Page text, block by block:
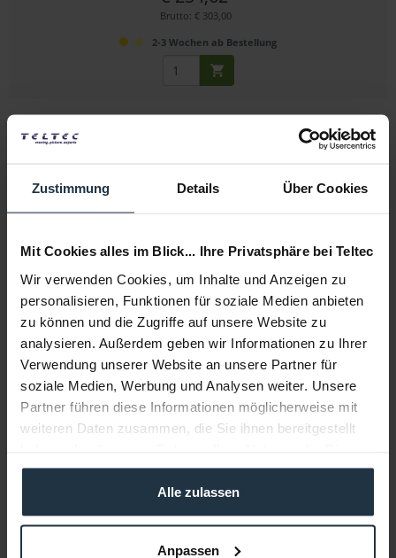
Zustimmung Details Über Cookies
Mit Cookies alles im Blick... Ihre Privatsphäre bei Teltec
Wir verwenden Cookies, um Inhalte und Anzeigen zu
personalisieren, Funktionen für soziale Medien anbieten
zu können und die Zugriffe auf unsere Website zu
analysieren. Außerdem geben wir Informationen zu Ihrer
Verwendung unserer Website an unsere Partner für
soziale Medien, Werbung und Analysen weiter. Unsere
Partner führen diese Informationen möglicherweise mit
weiteren Daten zusammen, die Sie ihnen bereitgestellt
gesammelt haben.
Alle zulassen
Anpassen
Brutto: € 303,00
2-3 Wochen ab Bestellung
SIRUI MS55M-B Night Walker 55mm T1.2 S35 Cine...
Cine-Objektiv, MFT-Mount, schwarz
Artikelnummer: 12313450
€ 254,62
Brutto: € 303,00
2-3 Wochen ab Bestellung